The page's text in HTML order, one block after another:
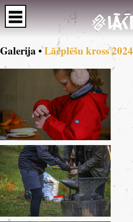
Galerija •Lāčplēšu kross 2024